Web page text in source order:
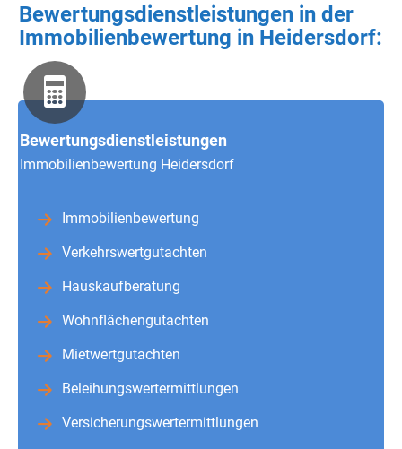
Bewertungsdienstleistungen in der
Immobilienbewertung in Heidersdorf:
Bewertungsdienstleistungen
Immobilienbewertung Heidersdorf
Immobilienbewertung
Verkehrswertgutachten
Hauskaufberatung
Wohnflächengutachten
Mietwertgutachten
Beleihungswertermittlungen
Versicherungswertermittlungen